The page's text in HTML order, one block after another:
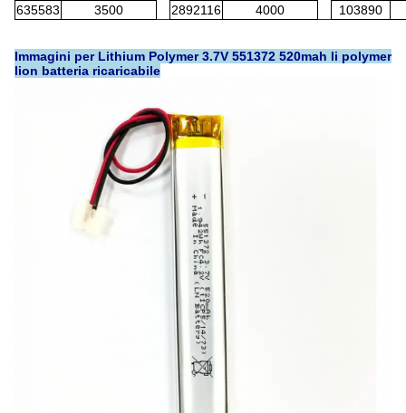
635583
3500 2892116 4000 103890
Immagini per Lithium Polymer 3.7V 551372 520mah li polymer
lion batteria ricaricabile